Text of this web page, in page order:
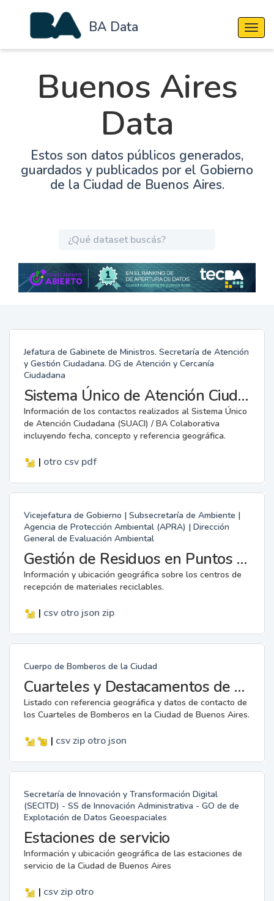
BA Data
Buenos Aires
Data
Estos son datos públicos generados,
guardados y publicados por el Gobierno
de la Ciudad de Buenos Aires.
Jefatura de Gabinete de Ministros. Secretaría de Atención
y Gestión Ciudadana. DG de Atención y Cercanía
Ciudadana
Sistema Único de Atención Ciudadana / BA Colaborativa
Información de los contactos realizados al Sistema Único
de Atención Ciudadana (SUACI) / BA Colaborativa
incluyendo fecha, concepto y referencia geográfica.
| otro csv pdf
Vicejefatura de Gobierno | Subsecretaría de Ambiente |
Agencia de Protección Ambiental (APRA) | Dirección
General de Evaluación Ambiental
Gestión de Residuos en Puntos Verdes
Información y ubicación geográfica sobre los centros de
recepción de materiales reciclables.
| csv otro json zip
Cuerpo de Bomberos de la Ciudad
Cuarteles y Destacamentos de Bomberos
Listado con referencia geográfica y datos de contacto de
los Cuarteles de Bomberos en la Ciudad de Buenos Aires.
| csv zip otro json
Secretaría de Innovación y Transformación Digital
(SECITD) - SS de Innovación Administrativa - GO de de
Explotación de Datos Geoespaciales
Estaciones de servicio
Información y ubicación geográfica de las estaciones de
servicio de la Ciudad de Buenos Aires
| csv zip otro